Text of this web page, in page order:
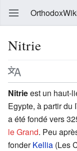
Nitrie
Nitrieest un haut-
Egypte, à partir du
a été fondé vers
le Grand. Peu
fonderKellia (Les